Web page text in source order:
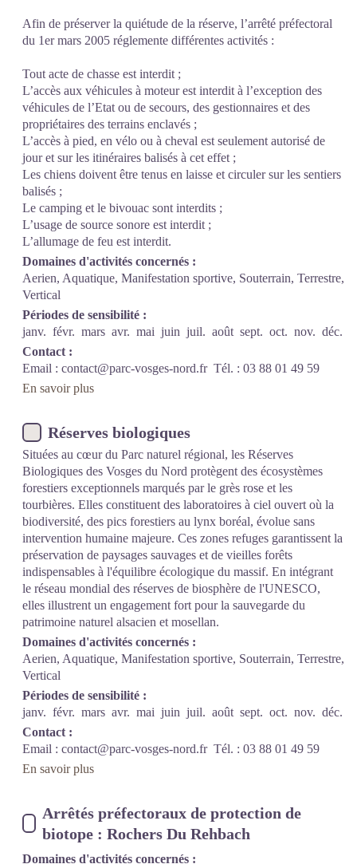
Afin de préserver la quiétude de la réserve, l’arrêté préfectoral
du 1er mars 2005 réglemente différentes activités :
Tout acte de chasse est interdit ;
L’accès aux véhicules à moteur est interdit à l’exception des
véhicules de l’Etat ou de secours, des gestionnaires et des
propriétaires des terrains enclavés ;
L’accès à pied, en vélo ou à cheval est seulement autorisé de
jour et sur les itinéraires balisés à cet effet ;
Les chiens doivent être tenus en laisse et circuler sur les sentiers
balisés ;
Le camping et le bivouac sont interdits ;
L’usage de source sonore est interdit ;
L’allumage de feu est interdit.
Domaines d'activités concernés :
Aerien, Aquatique, Manifestation sportive, Souterrain, Terrestre,
Vertical
Périodes de sensibilité :
janv. févr. mars avr. mai juin juil. août sept. oct. nov. déc.
Contact :
Email : contact@parc-vosges-nord.frTél. : 03 88 01 49 59
En savoir plus
Réserves biologiques
Situées au cœur du Parc naturel régional, les Réserves
Biologiques des Vosges du Nord protègent des écosystèmes
forestiers exceptionnels marqués par le grès rose et les
tourbières. Elles constituent des laboratoires à ciel ouvert où la
biodiversité, des pics forestiers au lynx boréal, évolue sans
intervention humaine majeure. Ces zones refuges garantissent la
préservation de paysages sauvages et de vieilles forêts
indispensables à l'équilibre écologique du massif. En intégrant
le réseau mondial des réserves de biosphère de l'UNESCO,
elles illustrent un engagement fort pour la sauvegarde du
patrimoine naturel alsacien et mosellan.
Domaines d'activités concernés :
Aerien, Aquatique, Manifestation sportive, Souterrain, Terrestre,
Vertical
Périodes de sensibilité :
janv. févr. mars avr. mai juin juil. août sept. oct. nov. déc.
Contact :
Email : contact@parc-vosges-nord.frTél. : 03 88 01 49 59
En savoir plus
Arrêtés préfectoraux de protection de
biotope : Rochers Du Rehbach
Domaines d'activités concernés :